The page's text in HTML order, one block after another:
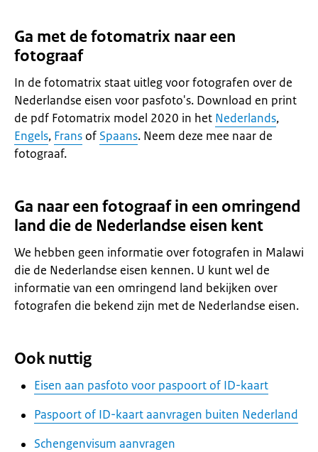
Ga met de fotomatrix naar een
fotograaf
In de fotomatrix staat uitleg voor fotografen over de
Nederlandse eisen voor pasfoto's. Download en print
de pdf Fotomatrix model 2020 in het Nederlands,
Engels, Frans of Spaans. Neem deze mee naar de
fotograaf.
Ga naar een fotograaf in een omringend
land die de Nederlandse eisen kent
We hebben geen informatie over fotografen in Malawi
die de Nederlandse eisen kennen. U kunt wel de
informatie van een omringend land bekijken over
fotografen die bekend zijn met de Nederlandse eisen.
Ook nuttig
Eisen aan pasfoto voor paspoort of ID-kaart
Paspoort of ID-kaart aanvragen buiten Nederland
Schengenvisum aanvragen